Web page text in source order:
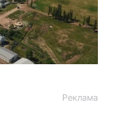
Реклама